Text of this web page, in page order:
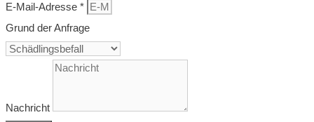
E-Mail-Adresse *
Grund der Anfrage
Nachricht